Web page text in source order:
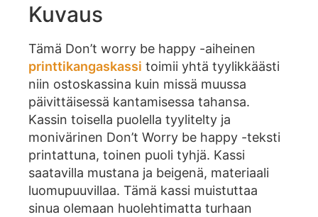
Kuvaus
Tämä Don’t worry be happy -aiheinen
printtikangaskassi toimii yhtä tyylikkäästi
niin ostoskassina kuin missä muussa
päivittäisessä kantamisessa tahansa.
Kassin toisella puolella tyylitelty ja
monivärinen Don’t Worry be happy -teksti
printattuna, toinen puoli tyhjä. Kassi
saatavilla mustana ja beigenä, materiaali
luomupuuvillaa. Tämä kassi muistuttaa
sinua olemaan huolehtimatta turhaan